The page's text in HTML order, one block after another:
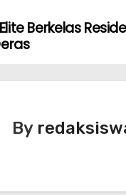
l e
Berkelas
By